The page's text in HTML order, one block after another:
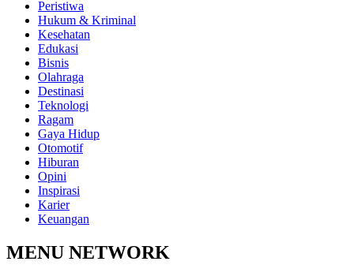
Peristiwa
Hukum & Kriminal
Kesehatan
Edukasi
Bisnis
Olahraga
Destinasi
Teknologi
Ragam
Gaya Hidup
Otomotif
Hiburan
Opini
Inspirasi
Karier
Keuangan
MENU NETWORK